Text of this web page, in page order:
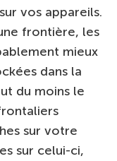
vos appareils.
frontière, les
mieux
dans la
du moins le
sur votre
sur celui-ci,